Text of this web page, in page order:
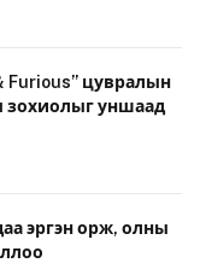
Furious” цувралын
зохиолыг уншаад
эргэн орж, олны